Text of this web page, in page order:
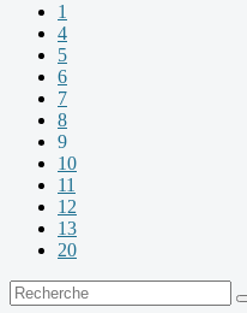
1
4
5
6
7
8
9
10
11
12
13
20